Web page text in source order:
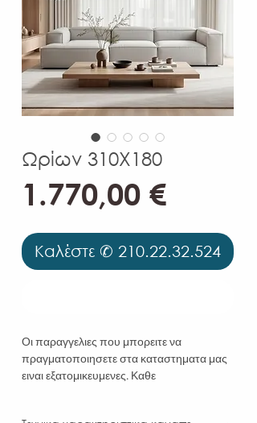
Ωρίων 310Χ180
1.770,00 €Τιμή
Καλέστε ✆ 210.22.32.524
Οι παραγγελιες που μπορειτε να
πραγματοποιησετε στα καταστηματα μας
ειναι εξατομικευμενες. Καθε